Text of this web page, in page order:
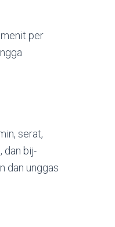
per
serat,
dan bij-
dan unggas